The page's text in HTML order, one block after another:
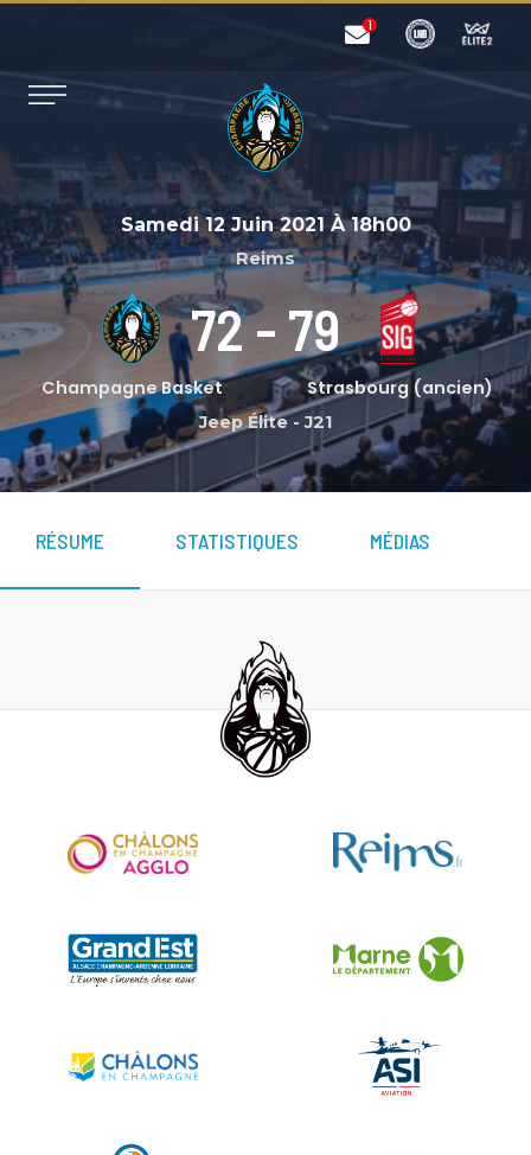
Samedi 12 Juin 2021 À 18h00
Reims
Champagne Basket
72- 79
Strasbourg (ancien)
Jeep Élite-J21
RÉSUME STATISTIQUES MÉDIAS